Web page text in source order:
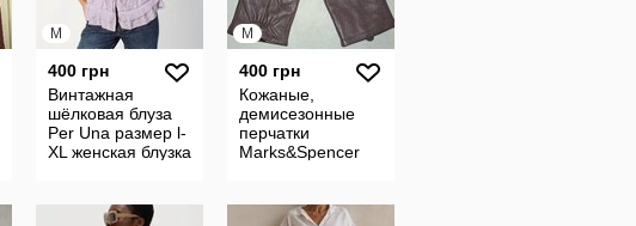
M
400 грн
Винтажная
шёлковая блуза
Per Una размер l-
XL женская блузка
M
400 грн
Кожаные,
демисезонные
перчатки
Marks&Spencer